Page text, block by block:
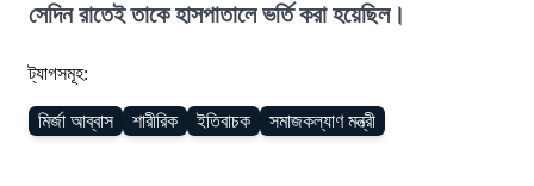
সেদিন রাতেই তাকে হাসপাতালে ভর্তি করা হয়েছিল।
ট্যাগসমূহ:
মির্জা আব্বাস শারীরিক ইতিবাচক সমাজকল্যাণ মন্ত্রী